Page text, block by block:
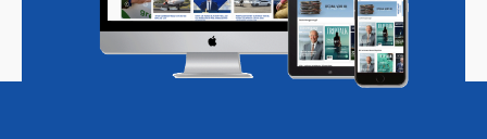
Magazine Podcasts Vacatures